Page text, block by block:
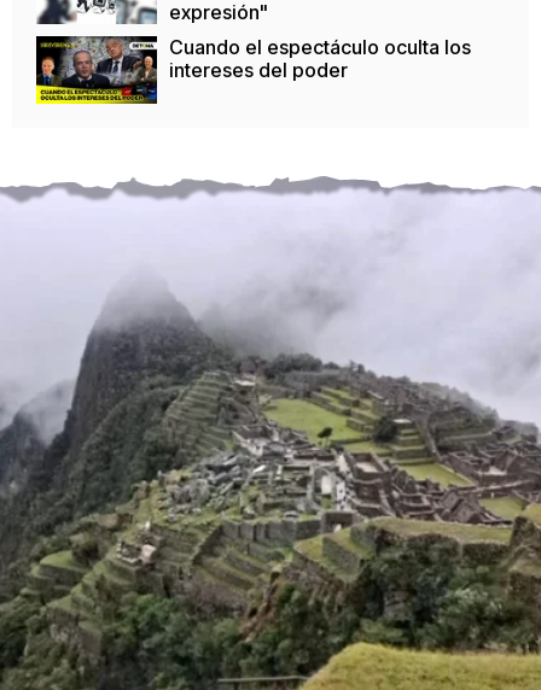
expresión"
Cuando el espectáculo oculta los
intereses del poder